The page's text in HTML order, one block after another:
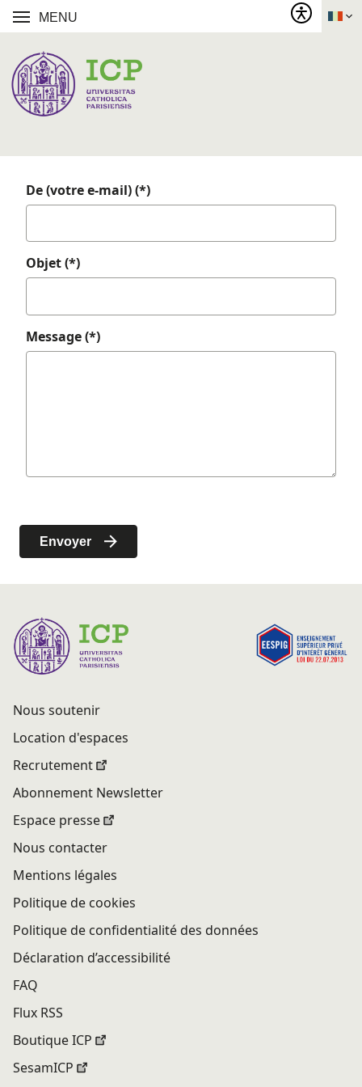
MENU
De (votre e-mail) (*)
Objet (*)
Message (*)
Nous soutenir
Location d'espaces
Recrutement
Abonnement Newsletter
Espace presse
Nous contacter
Mentions légales
Politique de cookies
Politique de confidentialité des données
Déclaration d’accessibilité
FAQ
Flux RSS
Boutique ICP
SesamICP